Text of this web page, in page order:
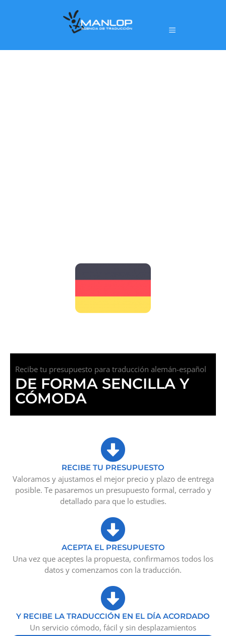
Recibe tu presupuesto para traducción alemán-español
DE FORMA SENCILLA Y
CÓMODA
RECIBE TU PRESUPUESTO
Valoramos y ajustamos el mejor precio y plazo de entrega
posible. Te pasaremos un presupuesto formal, cerrado y
detallado para que lo estudies.
ACEPTA EL PRESUPUESTO
Una vez que aceptes la propuesta, confirmamos todos los
datos y comenzamos con la traducción.
Y RECIBE LA TRADUCCIÓN EN EL DÍA ACORDADO
Un servicio cómodo, fácil y sin desplazamientos